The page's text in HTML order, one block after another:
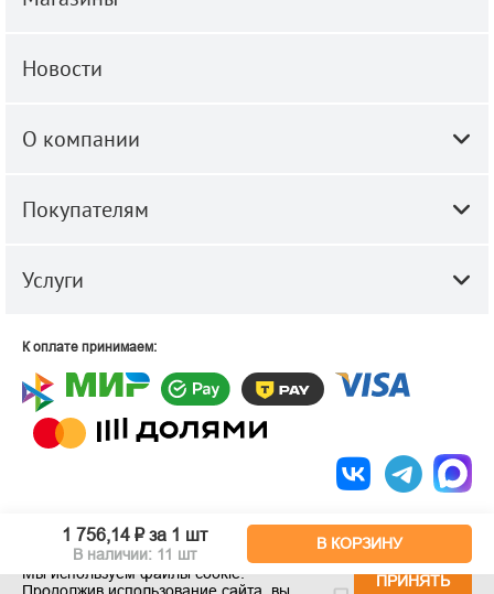
1 756,14 ₽за 1 шт
В наличии: 11 шт
В КОРЗИНУ
Новости
О компании
Покупателям
Услуги
К оплате принимаем:
Строительные и отделочные
материалы оптом и в розницу.
Мы используем файлы cookie.
ПРИНЯТЬ